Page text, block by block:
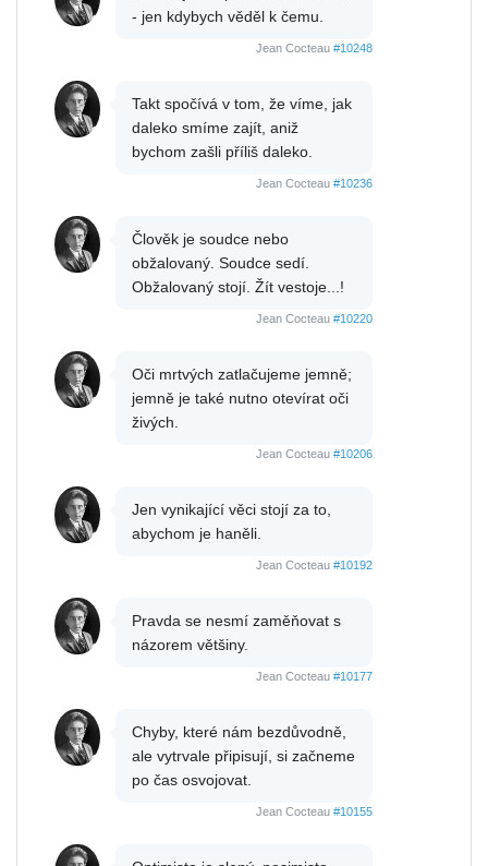
- jen kdybych věděl k čemu.
Jean Cocteau #10248
Takt spočívá v tom, že víme, jak
daleko smíme zajít, aniž
bychom zašli příliš daleko.
Jean Cocteau #10236
Člověk je soudce nebo
obžalovaný. Soudce sedí.
Obžalovaný stojí. Žít vestoje...!
Jean Cocteau #10220
Oči mrtvých zatlačujeme jemně;
jemně je také nutno otevírat oči
živých.
Jean Cocteau #10206
Jen vynikající věci stojí za to,
abychom je haněli.
Jean Cocteau #10192
Pravda se nesmí zaměňovat s
názorem většiny.
Jean Cocteau #10177
Chyby, které nám bezdůvodně,
ale vytrvale připisují, si začneme
po čas osvojovat.
Jean Cocteau #10155